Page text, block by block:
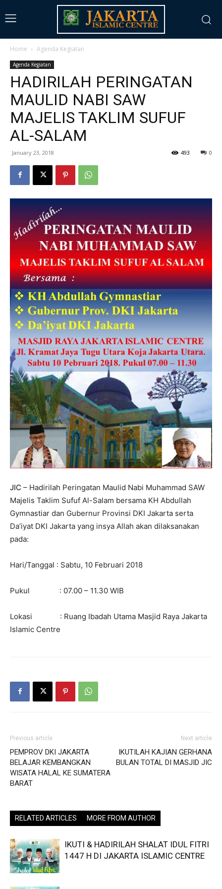
Home Agenda Kegiatan
Agenda Kegiatan
HADIRILAH PERINGATAN
MAULID NABI SAW
MAJELIS TAKLIM SUFUF
AL-SALAM
January 23, 2018 0
493
JIC – Hadirilah Peringatan Maulid Nabi Muhammad SAW
Majelis Taklim Sufuf Al-Salam bersama KH Abdullah
Gymnastiar dan Gubernur Provinsi DKI Jakarta serta
Da’iyat DKI Jakarta yang insya Allah akan dilaksanakan
pada:
Hari/Tanggal : Sabtu, 10 Februari 2018
Pukul : 07.00 – 11.30 WIB
Lokasi : Ruang Ibadah Utama Masjid Raya Jakarta
Islamic Centre
Previous article
PEMPROV DKI JAKARTA
BELAJAR KEMBANGKAN
WISATA HALAL KE SUMATERA
BARAT
Next article
IKUTILAH KAJIAN GERHANA
BULAN TOTAL DI MASJID JIC
RELATED ARTICLES MORE FROM AUTHOR
IKUTI & HADIRILAH SHALAT IDUL FITRI
1447 H DI JAKARTA ISLAMIC CENTRE